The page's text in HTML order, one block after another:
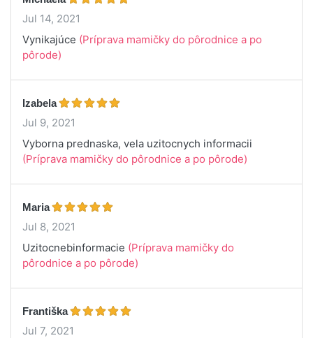
Jul 14, 2021
Vynikajúce (Príprava mamičky do pôrodnice a po
pôrode)
Izabela
Jul 9, 2021
Vyborna prednaska, vela uzitocnych informacii
(Príprava mamičky do pôrodnice a po pôrode)
Maria
Jul 8, 2021
Uzitocnebinformacie (Príprava mamičky do
pôrodnice a po pôrode)
Františka
Jul 7, 2021